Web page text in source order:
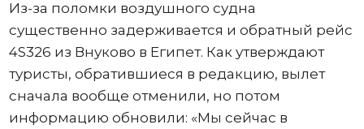
Из-за поломки воздушного судна
существенно задерживается и обратный рейс
4S326 из Внуково в Египет. Как утверждают
туристы, обратившиеся в редакцию, вылет
сначала вообще отменили, но потом
информацию обновили: «Мы сейчас в